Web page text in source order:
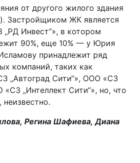
от другого жилого здания
Застройщиком ЖК является
Инвест“», в котором
90%, еще 10% — у Юрия
принадлежит ряд
компаний, таких как
„Автоград Сити“», ООО «СЗ
„Интеллект Сити“», но, что
Регина Шафиева, Диана